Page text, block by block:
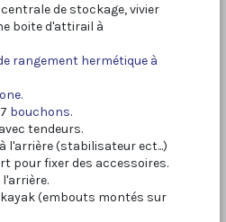
de stockage, vivier
boite d'attirail à
rangement hermétique à
bouchons.
tendeurs.
l'arrière (stabilisateur ect...)
pour fixer des accessoires.
l'arrière.
kayak (embouts montés sur